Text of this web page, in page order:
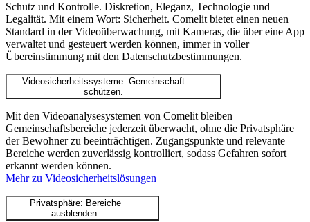
Schutz und Kontrolle. Diskretion, Eleganz, Technologie und
Legalität. Mit einem Wort: Sicherheit. Comelit bietet einen neuen
Standard in der Videoüberwachung, mit Kameras, die über eine App
verwaltet und gesteuert werden können, immer in voller
Übereinstimmung mit den Datenschutzbestimmungen.
Videosicherheitssysteme: Gemeinschaft
schützen.
Mit den Videoanalysesystemen von Comelit bleiben
Gemeinschaftsbereiche jederzeit überwacht, ohne die Privatsphäre
der Bewohner zu beeinträchtigen. Zugangspunkte und relevante
Bereiche werden zuverlässig kontrolliert, sodass Gefahren sofort
erkannt werden können.
Mehr zu Videosicherheitslösungen
Privatsphäre: Bereiche
ausblenden.